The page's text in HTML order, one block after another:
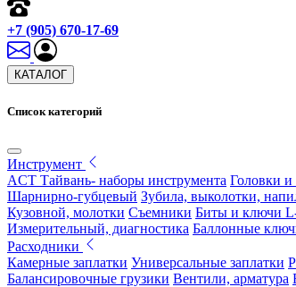
+7 (905) 670-17-69
КАТАЛОГ
Список категорий
Инструмент
ACT Тайвань- наборы инструмента Головки и
Шарнирно-губцевый Зубила, выколотки,
Кузовной, молотки Съемники Биты и ключи
Измерительный, диагностика Баллонные
Расходники
Камерные заплатки Универсальные заплатки
Балансировочные грузики Вентили, арматура